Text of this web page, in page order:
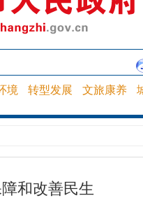
境 转型发展 文旅康养
和改善民生